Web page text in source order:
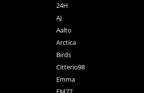
24H
AJ
Aalto
Arctica
Birds
Citterio98
Emma